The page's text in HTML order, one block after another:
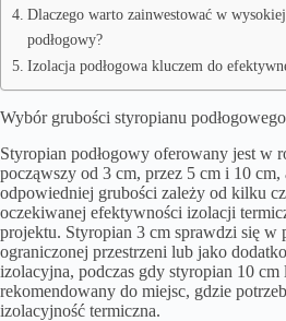
Dlaczego warto zainwestować w
podłogowy?
Izolacja podłogowa kluczem do
Wybór grubości styropianu
Styropian podłogowy oferowany jest w
począwszy od 3 cm, przez 5 cm i 10
odpowiedniej grubości zależy od kilku
oczekiwanej efektywności izolacji
projektu. Styropian 3 cm sprawdzi się w
ograniczonej przestrzeni lub jako
izolacyjna, podczas gdy styropian 10 cm
rekomendowany do miejsc, gdzie
izolacyjność termiczna.